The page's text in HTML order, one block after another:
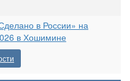
в России» на
в Хошимине